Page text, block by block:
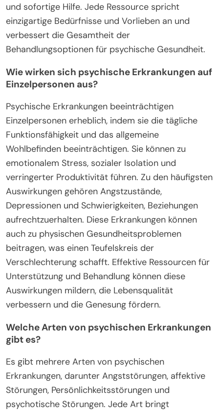
und sofortige Hilfe. Jede Ressource spricht
einzigartige Bedürfnisse und Vorlieben an und
verbessert die Gesamtheit der
Behandlungsoptionen für psychische Gesundheit.
Wie wirken sich psychische Erkrankungen auf
Einzelpersonen aus?
Psychische Erkrankungen beeinträchtigen
Einzelpersonen erheblich, indem sie die tägliche
Funktionsfähigkeit und das allgemeine
Wohlbefinden beeinträchtigen. Sie können zu
emotionalem Stress, sozialer Isolation und
verringerter Produktivität führen. Zu den häufigsten
Auswirkungen gehören Angstzustände,
Depressionen und Schwierigkeiten, Beziehungen
aufrechtzuerhalten. Diese Erkrankungen können
auch zu physischen Gesundheitsproblemen
beitragen, was einen Teufelskreis der
Verschlechterung schafft. Effektive Ressourcen für
Unterstützung und Behandlung können diese
Auswirkungen mildern, die Lebensqualität
verbessern und die Genesung fördern.
Welche Arten von psychischen Erkrankungen
gibt es?
Es gibt mehrere Arten von psychischen
Erkrankungen, darunter Angststörungen, affektive
Störungen, Persönlichkeitsstörungen und
psychotische Störungen. Jede Art bringt